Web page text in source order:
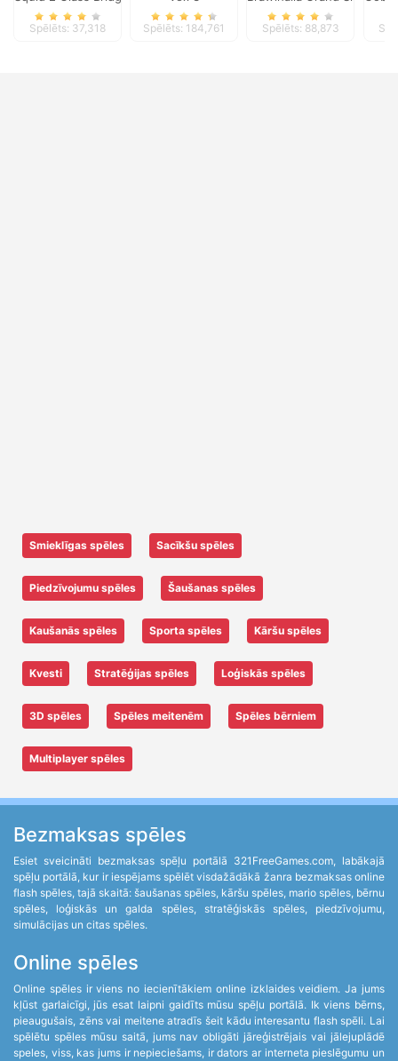
Spēlēts: 37,318 Spēlēts: 184,761 Spēlēts: 88,873
Smieklīgas spēles Sacīkšu spēles
Piedzīvojumu spēles Šaušanas spēles
Kaušanās spēles Sporta spēles Kāršu spēles
Kvesti Stratēģijas spēles Loģiskās spēles
3D spēles Spēles meitenēm Spēles bērniem
Multiplayer spēles
Bezmaksas spēles
Esiet sveicināti bezmaksas spēļu portālā 321FreeGames.com, labākajā
spēļu portālā, kur ir iespējams spēlēt visdažādākā žanra bezmaksas online
flash spēles, tajā skaitā: šaušanas spēles, kāršu spēles, mario spēles, bērnu
spēles, loģiskās un galda spēles, stratēģiskās spēles, piedzīvojumu,
simulācijas un citas spēles.
Online spēles
Online spēles ir viens no iecienītākiem online izklaides veidiem. Ja jums
kļūst garlaicīgi, jūs esat laipni gaidīts mūsu spēļu portālā. Ik viens bērns,
pieaugušais, zēns vai meitene atradīs šeit kādu interesantu flash spēli. Lai
spēlētu spēles mūsu saitā, jums nav obligāti jāreģistrējais vai jālejuplādē
speles, viss, kas jums ir nepieciešams, ir dators ar interneta pieslēgumu un